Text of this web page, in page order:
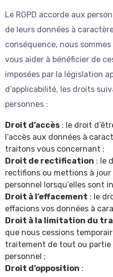
Le RGPD accorde aux
de leurs données à
conséquence, nous
vous aider à bénéficier de
imposées par la législation
d’applicabilité, les droits
personnes :
Droit d’accès : le droit
l’accès aux données à
traitons vous concernant ;
Droit de rectification : le
rectifions ou mettions à
personnel lorsqu’elles sont
Droit à l’effacement : le
effacions vos données à
Droit à la limitation du
que nous cessions
traitement de tout ou partie
personnel ;
Droit d’opposition :